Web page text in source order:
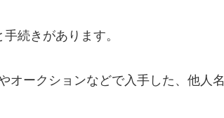
続きがあります。
オークションなどで入手した、他人名